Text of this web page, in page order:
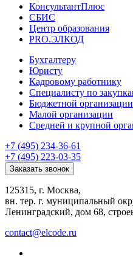
КонсультантПлюс
СБИС
Центр образования
PRO.ЭЛКОД
Бухгалтеру
Юристу
Кадровому работнику
Специалисту по
Бюджетной организации
Малой организации
Средней и крупной
+7 (495) 234-36-61
+7 (495) 223-03-35
Заказать звонок
125315, г. Москва,
вн. тер. г. муниципальный
Ленинградский, дом 68,
contact@elcode.ru